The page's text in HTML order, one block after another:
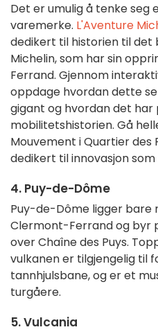
Det er umulig å tenke seg
varemerke. L'Aventure
dedikert til historien til
Michelin, som har sin
Ferrand. Gjennom
oppdage hvordan dette
gigant og hvordan det har
mobilitetshistorien. Gå
Mouvement i Quartier des
dedikert til innovasjon
4. Puy-de-Dôme
Puy-de-Dôme ligger bare
Clermont-Ferrand og byr
over Chaîne des Puys.
vulkanen er tilgjengelig til
tannhjulsbane, og er et
turgåere.
5. Vulcania